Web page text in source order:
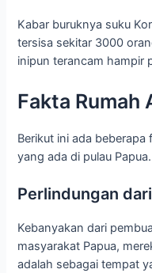
Kabar buruknya suku
tersisa sekitar 3000
inipun terancam hampir
Fakta Rumah
Berikut ini ada
yang ada di pulau
Perlindungan
Kebanyakan dari
masyarakat Papua,
adalah sebagai tempat